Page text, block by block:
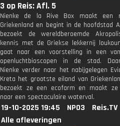
3 op Reis: Afl. 5
Nienke de la Rive Box maakt een
Griekenland en begint in de hoofdstad
bezoekt de wereldberoemde
kennis met de Griekse lekkernij
gaat naar een voorstelling in een
openluchtbioscopen in de stad.
Nienke verder naar het nabijgelegen
Kreta het grootste eiland van
bezoekt ze een ecofarm en maakt
naar een spectaculaire waterval.
19-10-2025 19:45 NPO3
Reis.TV
Alle afleveringen